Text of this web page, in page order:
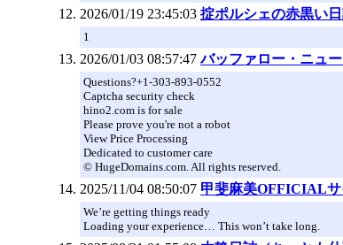
2026/01/19 23:45:03 掟ポルシェの赤黒い
1
2026/01/03 08:57:47 バッファロー・ニュ
Questions?+1-303-893-0552
Captcha security check
hino2.com is for sale
Please prove you're not a robot
View Price Processing
Dedicated to customer care
© HugeDomains.com. All rights reserved.
2025/11/04 08:50:07 甲斐麻美OFFICIALサ
We’re getting things ready
Loading your experience… This won’t take long.